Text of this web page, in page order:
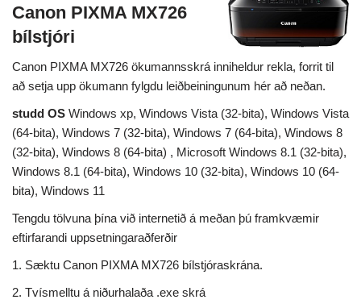
Canon PIXMA MX726
bílstjóri
Canon PIXMA MX726 ökumannsskrá inniheldur rekla, forrit til
að setja upp ökumann fylgdu leiðbeiningunum hér að neðan.
studd OS Windows xp, Windows Vista (32-bita), Windows Vista
(64-bita), Windows 7 (32-bita), Windows 7 (64-bita), Windows 8
(32-bita), Windows 8 (64-bita) , Microsoft Windows 8.1 (32-bita),
Windows 8.1 (64-bita), Windows 10 (32-bita), Windows 10 (64-
bita), Windows 11
Tengdu tölvuna þína við internetið á meðan þú framkvæmir
eftirfarandi uppsetningaraðferðir
1. Sæktu Canon PIXMA MX726 bílstjóraskrána.
2. Tvísmelltu á niðurhalaða .exe skrá